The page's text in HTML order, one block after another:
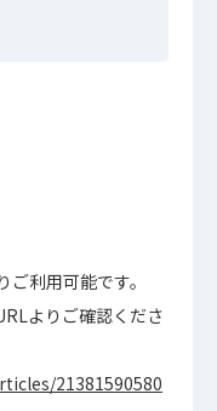
利用可能です。
よりご確認くださ
21381590580